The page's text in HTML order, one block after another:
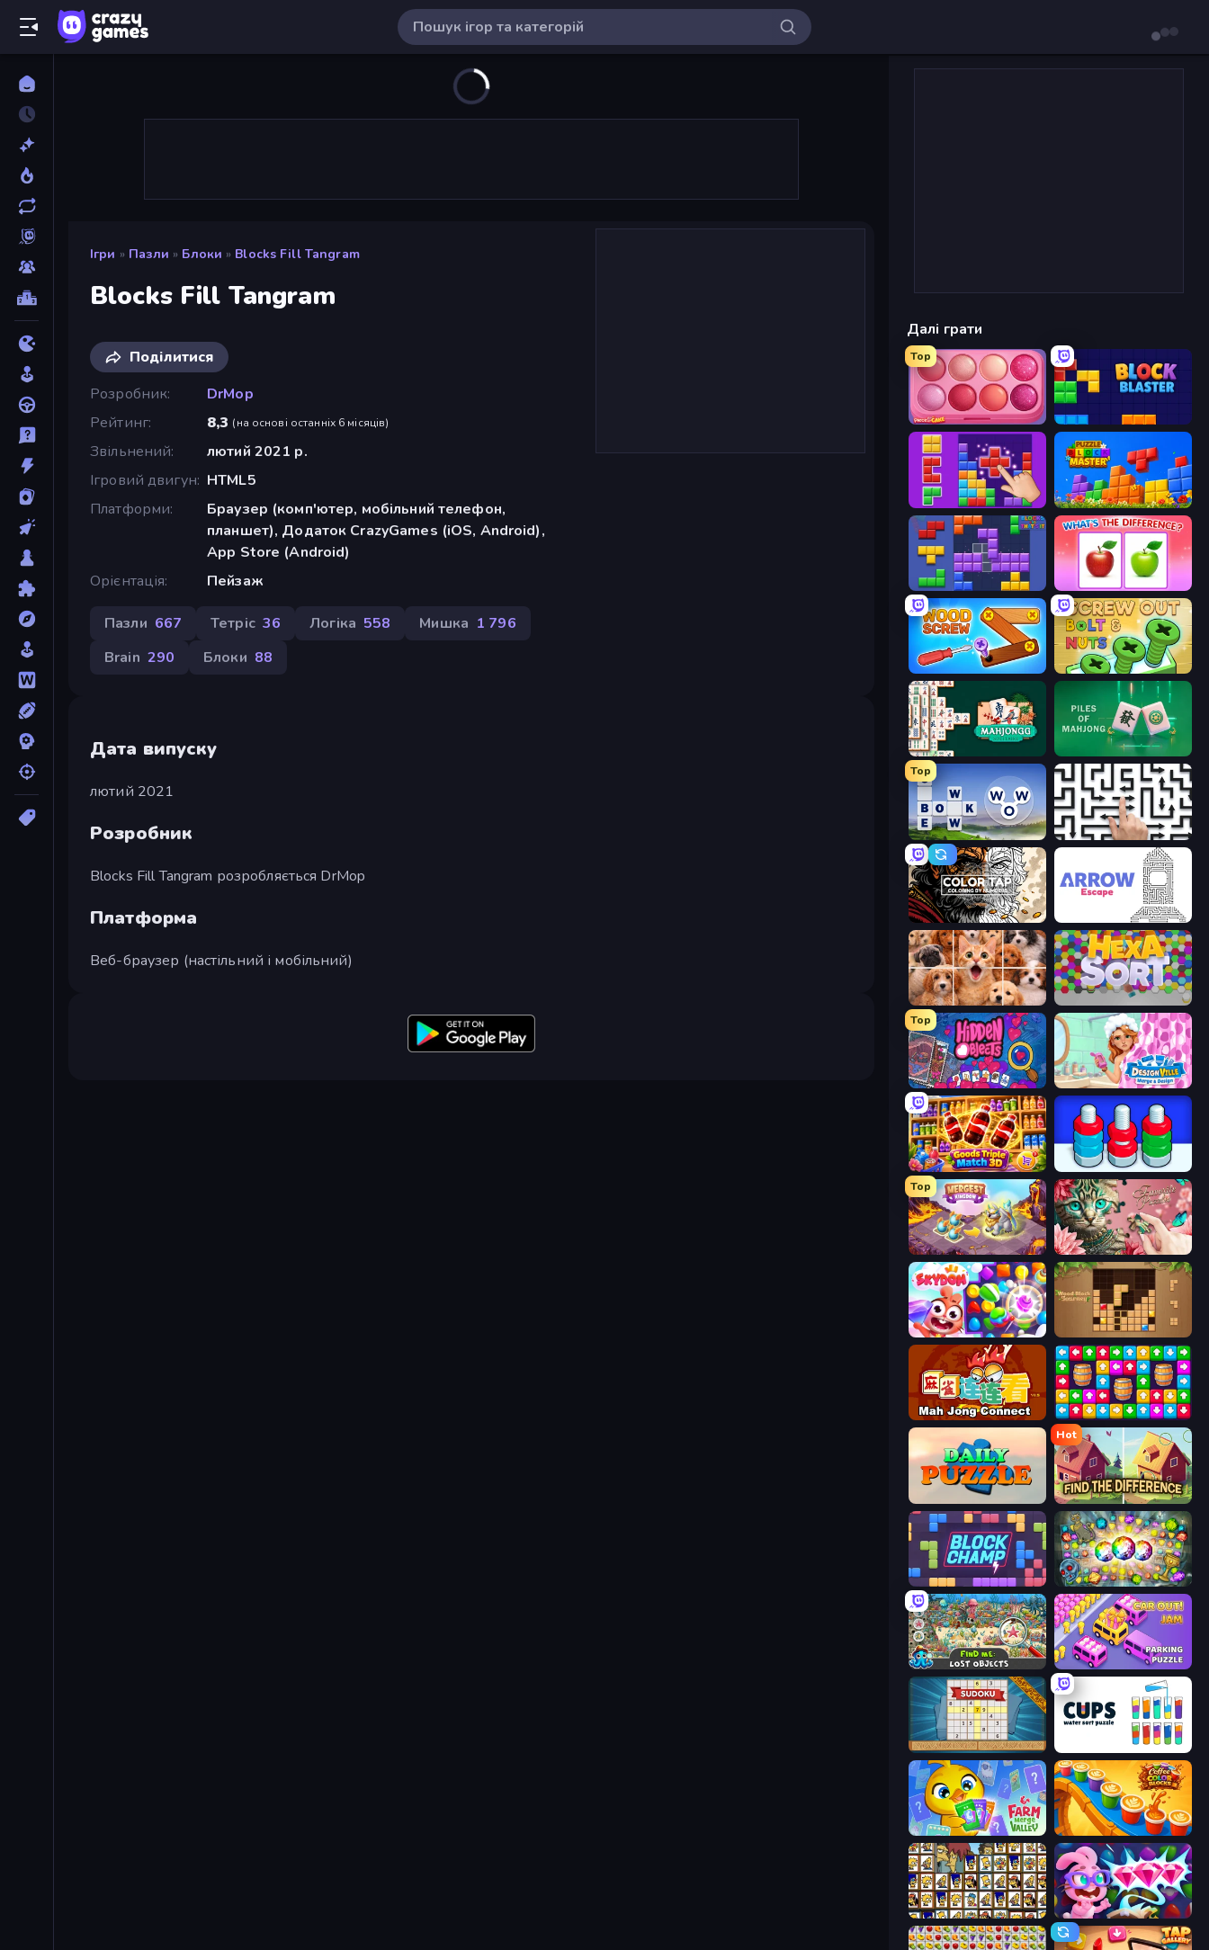
Ігри » Пазли » Блоки » Blocks Fill Tangram
Blocks Fill Tangram
Поділитися
Розробник
DrMop
Рейтинг
8,3 (на основі останніх 6 місяців)
Звільнений
лютий 2021 р.
Ігровий двигун HTML5
Платформи
Браузер (комп'ютер, мобільний телефон,
планшет), Додаток CrazyGames (iOS, Android),
App Store (Android)
Орієнтація
Пейзаж
Пазли 667 Тетріс 36 Логіка 558 Мишка 1 796
Brain 290 Блоки 88
Дата випуску
лютий 2021
Розробник
Blocks Fill Tangram розробляється DrMop
Платформа
Веб-браузер (настільний і мобільний)
Далі грати
Top
Piece of Cake: Merge and Bake Block Blaster
BlockBuster Puzzle Puzzle Block Master
Blocks and that’s it What's The Difference?
Wood Screw: Bolts Puzzle Screw Out: Bolts and Nuts
Mahjongg Solitaire Piles of Mahjong
Top
Words of Wonders Arrow Escape: Puzzle
Color Tap: Coloring by Numbers Arrow Escape
Jigpic Solitaire
Top
Hidden Objects Designville: Merge & Design
Goods Triple Match 3D
Top
Mergest Kingdom Favorite Puzzles
Skydom Wood Block Journey
Mahjong Connect (Legacy) Tap Away Story
Daily Puzzle
Hot
Find The Difference
Block Champ Forgotten Treasure 2
Find Me: Lost Objects Car OUT! Jam Parking Puzzle
Sudoku Online Cups - Water Sort Puzzle
Farm Merge Valley Coffee Color Blocks
Tiles of the Simpsons Skydom: Reforged